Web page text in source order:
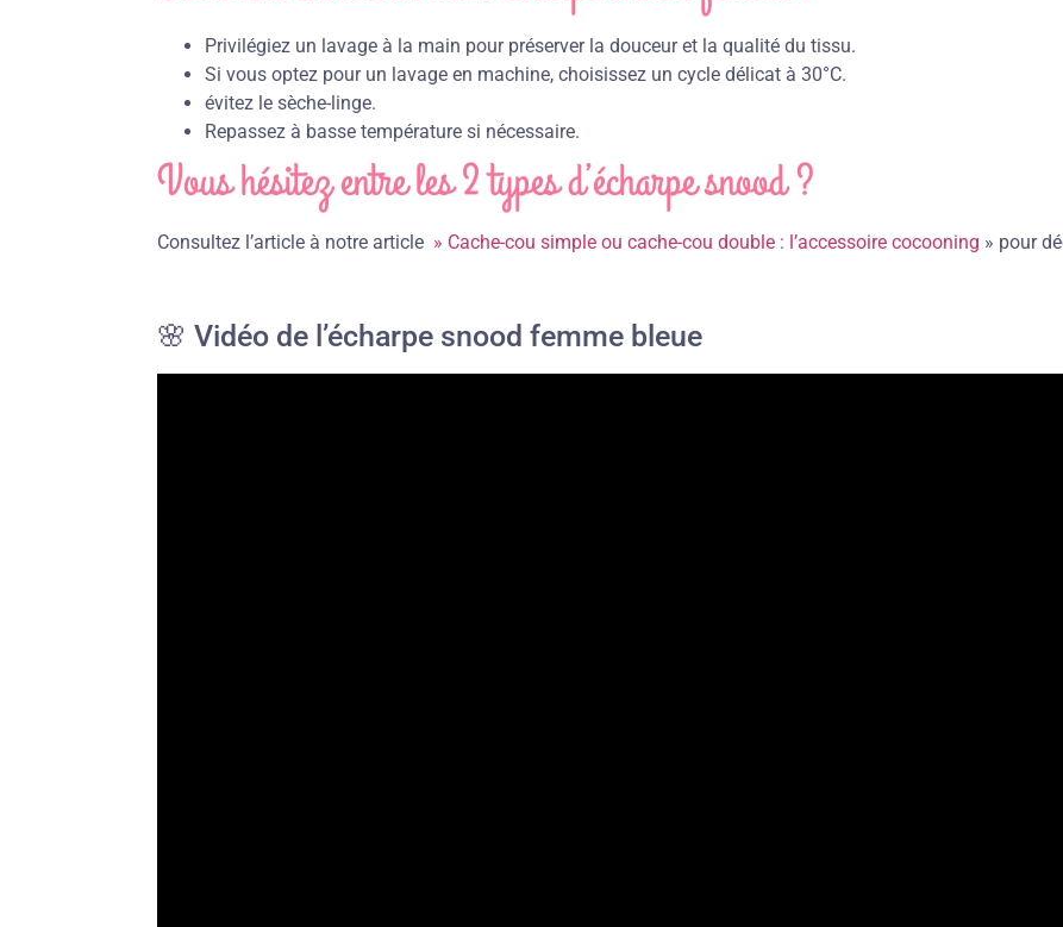
Privilégiez un lavage à la main pour préserver la douceur et la qualité du tissu.
Si vous optez pour un lavage en machine, choisissez un cycle délicat à 30°C.
évitez le sèche-linge.
Repassez à basse température si nécessaire.
Vous hésitez entre les 2 types d’écharpe snood ?
Consultez l’article à notre article » Cache-cou simple ou cache-cou double : l’accessoire cocooning » pour
🌸 Vidéo de l’écharpe snood femme bleue